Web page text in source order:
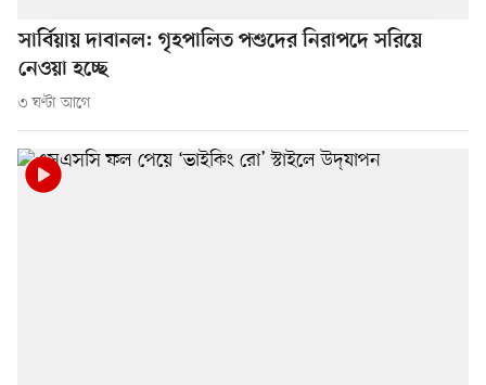
সার্বিয়ায় দাবানল: গৃহপালিত পশুদের নিরাপদে সরিয়ে
নেওয়া হচ্ছে
৩ ঘণ্টা আগে